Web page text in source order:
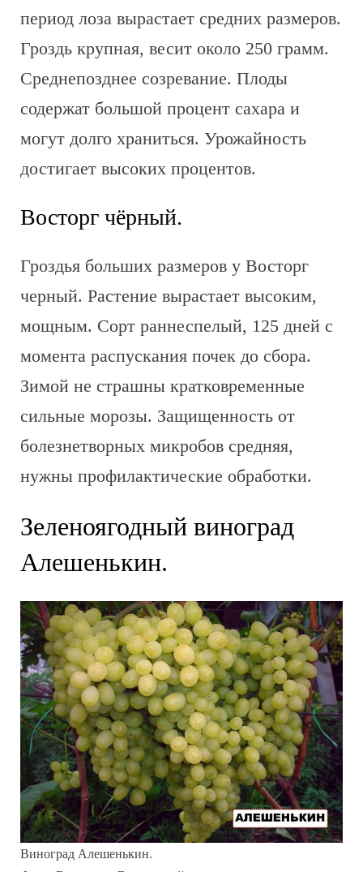
период лоза вырастает средних размеров.
Гроздь крупная, весит около 250 грамм.
Среднепозднее созревание. Плоды
содержат большой процент сахара и
могут долго храниться. Урожайность
достигает высоких процентов.
Восторг чёрный.
Гроздья больших размеров у Восторг
черный. Растение вырастает высоким,
мощным. Сорт раннеспелый, 125 дней с
момента распускания почек до сбора.
Зимой не страшны кратковременные
сильные морозы. Защищенность от
болезнетворных микробов средняя,
нужны профилактические обработки.
Зеленоягодный виноград
Алешенькин.
Виноград Алешенькин.